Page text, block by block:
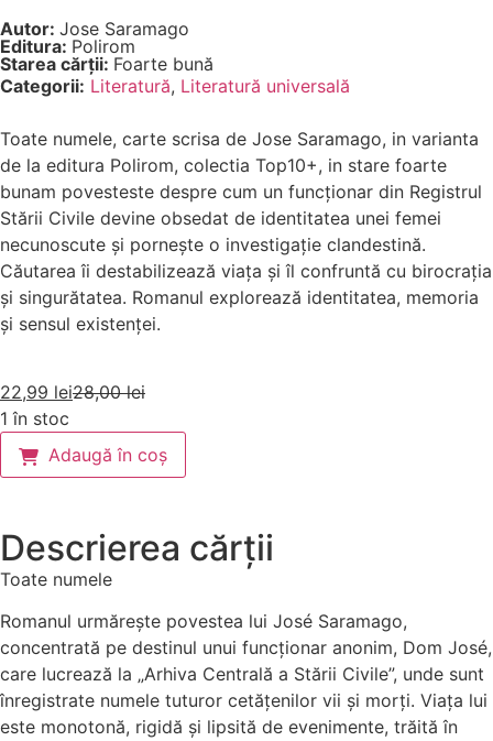
Autor: Jose Saramago
Editura: Polirom
Starea cărții: Foarte bună
Categorii: Literatură, Literatură universală
Toate numele, carte scrisa de Jose Saramago, in varianta
de la editura Polirom, colectia Top10+, in stare foarte
bunam povesteste despre cum un funcționar din Registrul
Stării Civile devine obsedat de identitatea unei femei
necunoscute și pornește o investigație clandestină.
Căutarea îi destabilizează viața și îl confruntă cu birocrația
și singurătatea. Romanul explorează identitatea, memoria
și sensul existenței.
28,00lei
22,99 lei
1 în stoc
Adaugă în coș
Descrierea cărții
Toate numele
Romanul urmărește povestea lui José Saramago,
concentrată pe destinul unui funcționar anonim, Dom José,
care lucrează la „Arhiva Centrală a Stării Civile”, unde sunt
înregistrate numele tuturor cetățenilor vii și morți. Viața lui
este monotonă, rigidă și lipsită de evenimente, trăită în